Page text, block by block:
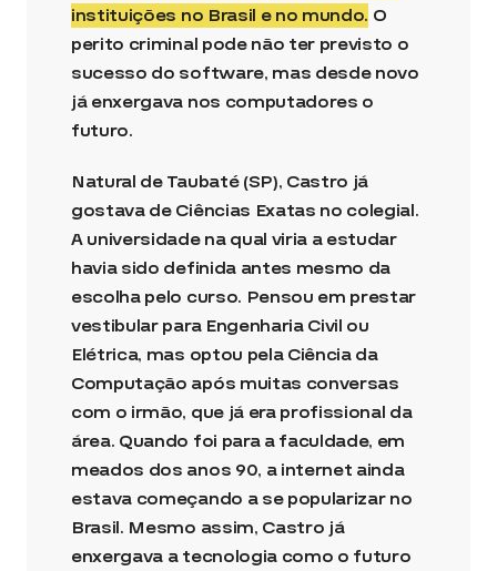
instituições no Brasil e no mundo. O
perito criminal pode não ter previsto o
sucesso do software, mas desde novo
já enxergava nos computadores o
futuro.
Natural de Taubaté (SP), Castro já
gostava de Ciências Exatas no colegial.
A universidade na qual viria a estudar
havia sido definida antes mesmo da
escolha pelo curso. Pensou em prestar
vestibular para Engenharia Civil ou
Elétrica, mas optou pela Ciência da
Computação após muitas conversas
com o irmão, que já era profissional da
área. Quando foi para a faculdade, em
meados dos anos 90, a internet ainda
estava começando a se popularizar no
Brasil. Mesmo assim, Castro já
enxergava a tecnologia como o futuro